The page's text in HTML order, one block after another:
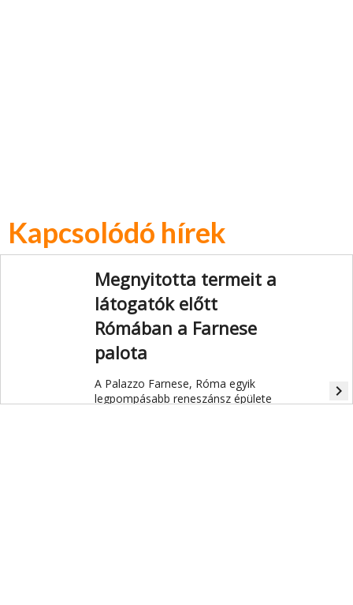
Kapcsolódó hírek
Megnyitotta termeit a
látogatók előtt
Rómában a Farnese
palota
A Palazzo Farnese, Róma egyik
legpompásabb reneszánsz épülete
navigate_next